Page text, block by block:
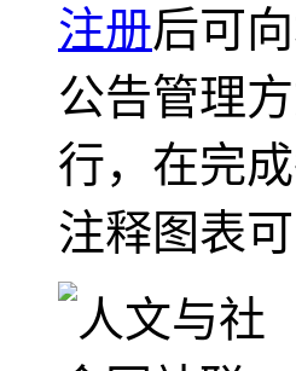
注册后可
公告管理
行，在完
注释图表